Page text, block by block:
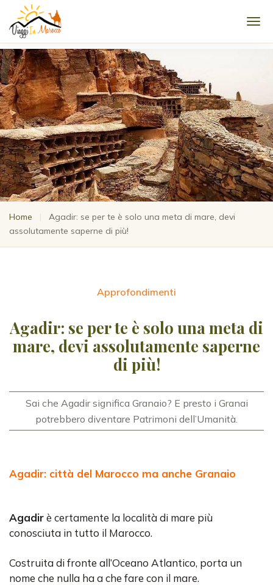
Home |
Agadir: se per te è solo una meta di mare, devi
assolutamente saperne di più!
Approfondimenti
Agadir: se per te è solo una meta di
mare, devi assolutamente saperne
di più!
Sai che Agadir significa Granaio? E presto i Granai
potrebbero diventare Patrimoni dell’Umanità.
Agadir: città del Marocco ma anche Granaio
Agadirè certamente la località di mare più
conosciuta in tutto il Marocco.
Costruita di fronte all’Oceano Atlantico, porta un
nome che nulla ha a che fare con il mare.